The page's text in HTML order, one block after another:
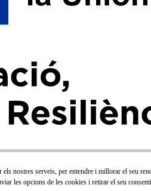
nostres serveis, per entendre i millorar el seu
les opcions de les cookies i retirar el seu